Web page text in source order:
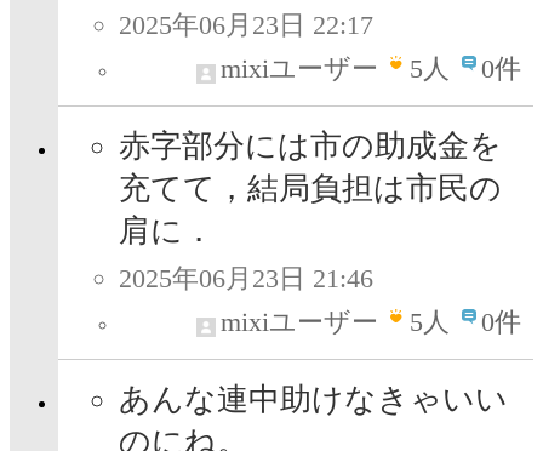
2025年06月23日 22:17
mixiユーザー
5人 0件
赤字部分には市の助成金を
充てて，結局負担は市民の
肩に．
2025年06月23日 21:46
mixiユーザー
5人 0件
あんな連中助けなきゃいい
のにね。